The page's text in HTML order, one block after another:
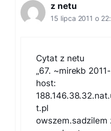
z netu
15 lipca 2011 o
Cytat z netu
„67. ~mirekb
host:
t.pl
owszem.sadzilem